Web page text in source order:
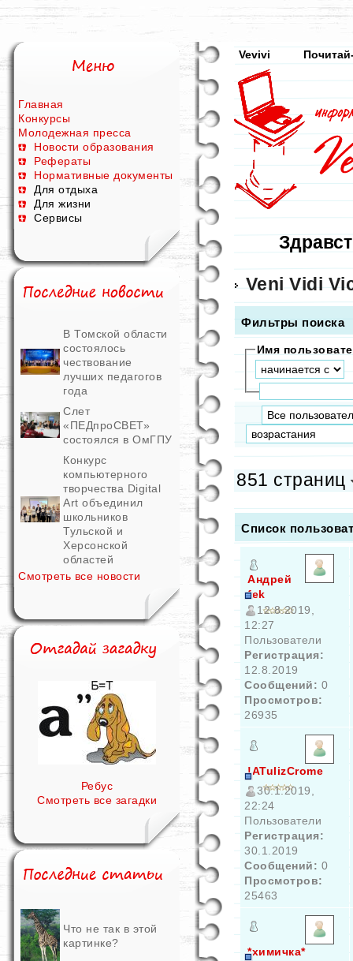
Главная
Конкурсы
Молодежная пресса
Новости образования
Рефераты
Нормативные документы
Для отдыха
Для жизни
Сервисы
В Томской области
состоялось
чествование
лучших педагогов
года
Слет
«ПЕДпроСВЕТ»
состоялся в ОмГПУ
Конкурс
компьютерного
творчества Digital
Art объединил
школьников
Тульской и
Херсонской
областей
Смотреть все новости
Ребус
Смотреть все загадки
Что не так в этой
картинке?
Vevivi
Veni Vidi
Фильтры поиска
Имя
851 страниц
Список
Андрей
fek
12.8.2019,
12:27
Пользователи
Регистрация:
12.8.2019
Сообщений: 0
Просмотров:
26935
!ATulizCrome
30.1.2019,
22:24
Пользователи
Регистрация:
30.1.2019
Сообщений: 0
Просмотров:
25463
*химичка*